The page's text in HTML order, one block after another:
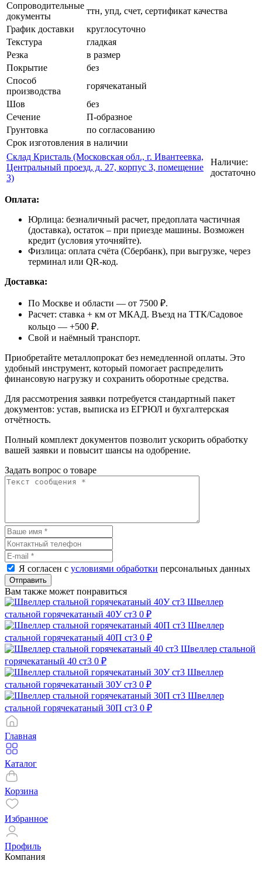
Сопроводительные
документы
ттн, упд, счет, сертификат качества
График доставки
круглосуточно
Текстура
гладкая
Резка
в размер
Покрытие
без
Способ
производства
горячекатаный
Шов
без
Сечение
П-образное
Грунтовка
по согласованию
Срок изготовления в наличии
Склад Кристаль (Московская обл., г. Ивантеевка,
Центральный проезд, д. 27, корпус 3, помещение
3)
Наличие:
достаточно
Оплата:
Юрлица: безналичный расчет, предоплата частичная
(доставка), остаток – при приезде машины. Возможен
кредит (условия уточняйте).
Физлица: оплата счёта (Сбербанк), при выгрузке, через
терминал или QR-код.
Доставка:
По Москве и области — от 7500 ₽.
Расчет: ставка + км от МКАД. Въезд на ТТК/Садовое
кольцо — +500 ₽.
Свой и наёмный транспорт.
Приобретайте металлопрокат без немедленной оплаты. Это
удобный инструмент, который помогает распределить
финансовую нагрузку и сохранить оборотные средства.
Для рассмотрения заявки потребуется стандартный пакет
документов: устав, выписка из ЕГРЮЛ и бухгалтерская
отчётность.
Полный комплект документов позволит ускорить обработку
вашей заявки и повысит шансы на одобрение.
Задать вопрос о товаре
Я согласен с условиями обработки персональных данных
Отправить
Вам также может понравиться
Швеллер
стальной горячекатаный 40У ст3 0 ₽
Швеллер
стальной горячекатаный 40П ст3 0 ₽
Швеллер стальной
горячекатаный 40 ст3 0 ₽
Швеллер
стальной горячекатаный 30У ст3 0 ₽
Швеллер
стальной горячекатаный 30П ст3 0 ₽
Главная
Каталог
Корзина
Избранное
Профиль
Компания